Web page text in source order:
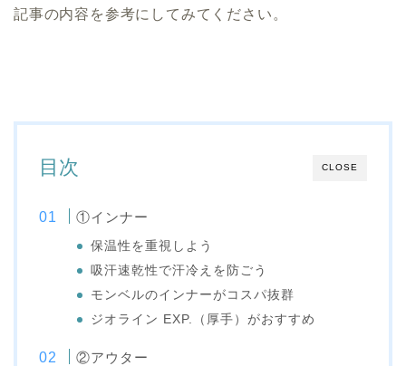
記事の内容を参考にしてみてください。
CLOSE
目次
①インナー
保温性を重視しよう
吸汗速乾性で汗冷えを防ごう
モンベルのインナーがコスパ抜群
ジオライン EXP.（厚手）がおすすめ
②アウター